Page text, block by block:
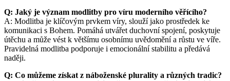
Q: Jaký je význam modlitby pro víru moderního věřícího?
A: Modlitba je klíčovým prvkem víry, slouží jako prostředek ke
komunikaci s Bohem. Pomáhá utvářet duchovní spojení, poskytuje
útěchu a může vést k většímu osobnímu uvědomění a růstu ve víře.
Pravidelná modlitba podporuje i emocionální stabilitu a předává
naději.
Q: Co můžeme získat z náboženské plurality a různých tradic?